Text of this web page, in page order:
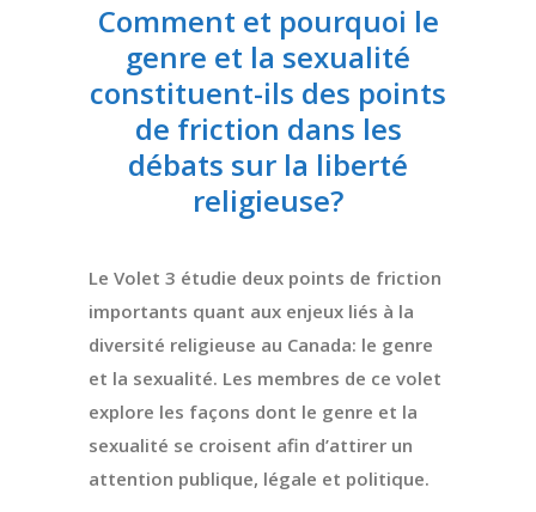
Comment et pourquoi le
genre et la sexualité
constituent-ils des points
de friction dans les
débats sur la liberté
religieuse?
Le Volet 3 étudie deux points de friction
importants quant aux enjeux liés à la
diversité religieuse au Canada: le genre
et la sexualité. Les membres de ce volet
explore les façons dont le genre et la
sexualité se croisent afin d’attirer un
attention publique, légale et politique.